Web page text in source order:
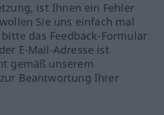
ist Ihnen ein Fehler
Sie uns einfach mal
das Feedback-Formular
E-Mail-Adresse ist
gemäß unserem
Beantwortung Ihrer